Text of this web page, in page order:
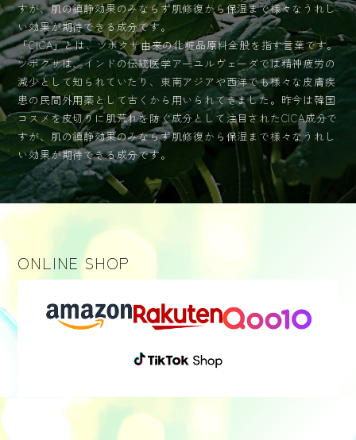
すが、肌の鎮静効果のみならず肌修復から保湿まで様々なうれし
い効果が期待できる成分です。
「CICA」とは、ツボクサ由来の化粧品原料全般を指す言葉です。
ツボクサは、インドの伝統医学アーユルヴェーダでは精神疲労の
減少として知られていたり、東南アジアや西洋でも様々な皮膚疾
患の民間外用薬として古くから用いられてきました。昨今は韓国
コスメを皮切りに肌荒れを防ぐ成分として注目されたCICA成分で
すが、肌の鎮静効果のみならず肌修復から保湿まで様々なうれし
い効果が期待できる成分です。
ONLINE SHOP